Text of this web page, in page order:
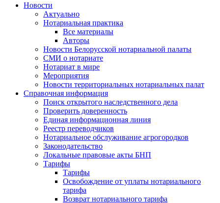
Новости
Актуально
Нотариальная практика
Все материалы
Авторы
Новости Белорусской нотариальной палаты
СМИ о нотариате
Нотариат в мире
Мероприятия
Новости территориальных нотариальных палат
Справочная информация
Поиск открытого наследственного дела
Проверить доверенность
Единая информационная линия
Реестр переводчиков
Нотариальное обслуживание агрогородков
Законодательство
Локальные правовые акты БНП
Тарифы
Тарифы
Освобождение от уплаты нотариального
тарифа
Возврат нотариального тарифа